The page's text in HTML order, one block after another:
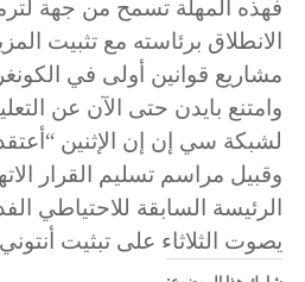
فهذه المهلة تسمح من جهة
الانطلاق برئاسته مع تثبيت
مشاريع قوانين أولى في
وامتنع بايدن حتى الآن عن
لشبكة سي إن إن الإثنين
وقبيل مراسم تسليم القرار
الرئيسة السابقة للاحتياطي
يصوت الثلاثاء على تبثيت